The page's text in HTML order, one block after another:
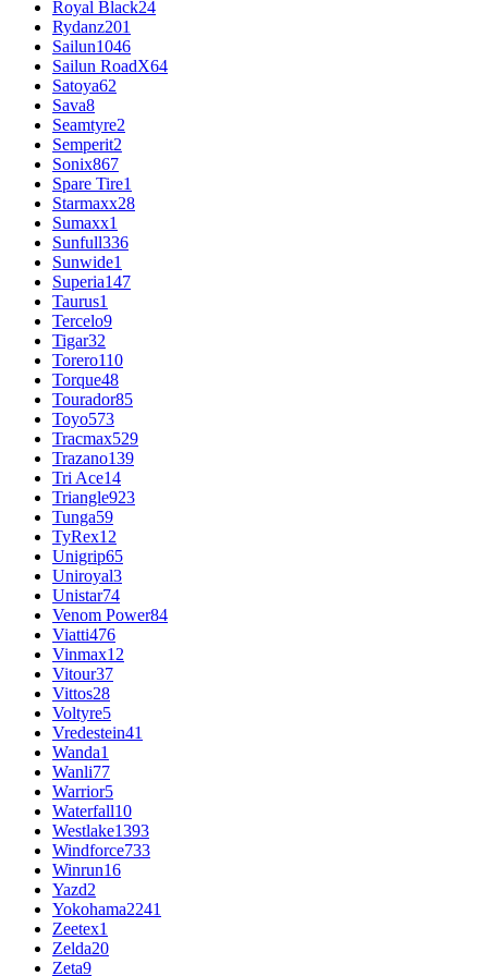
Royal Black24
Rydanz201
Sailun1046
Sailun RoadX64
Satoya62
Sava8
Seamtyre2
Semperit2
Sonix867
Spare Tire1
Starmaxx28
Sumaxx1
Sunfull336
Sunwide1
Superia147
Taurus1
Tercelo9
Tigar32
Torero110
Torque48
Tourador85
Toyo573
Tracmax529
Trazano139
Tri Ace14
Triangle923
Tunga59
TyRex12
Unigrip65
Uniroyal3
Unistar74
Venom Power84
Viatti476
Vinmax12
Vitour37
Vittos28
Voltyre5
Vredestein41
Wanda1
Wanli77
Warrior5
Waterfall10
Westlake1393
Windforce733
Winrun16
Yazd2
Yokohama2241
Zeetex1
Zelda20
Zeta9